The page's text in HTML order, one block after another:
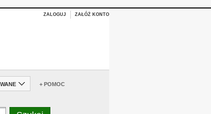
ZALOGUJ ZAŁÓŻ KONTO
+ POMOC